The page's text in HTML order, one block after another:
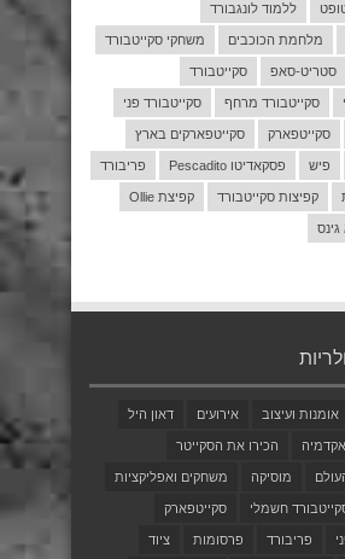
ללמוד לונגבורד
מלחמת הכוכבים משחקי סקייטבורד
סטריט-סאפ סקייטבורד
סקייטבורד מרחף סקייטבורד פני
סקייטפארק סקייטפארקים בארץ
פיש פסקאדיטו Pescadito פריבורד
קפיצות סקייטבורד קפיצת Ollie
אומנות ועיצוב אירועים דאון היל
הכירו את הסקייטר
מוסיקה משחקים ואפליקציות
חשמלי סקייטפארק
פריבורד פרסומות ציוד